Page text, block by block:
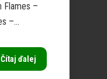
Flames –
–...
Čítaj ďalej